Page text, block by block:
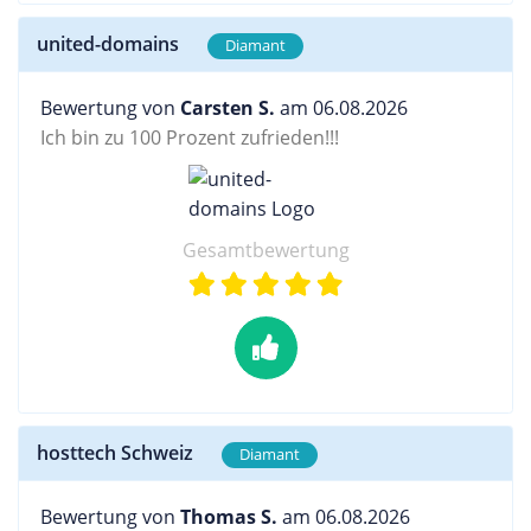
united-domains Diamant
Bewertung von Carsten S. am 06.08.2026
Ich bin zu 100 Prozent zufrieden!!!
Gesamtbewertung
hosttech Schweiz Diamant
Bewertung von Thomas S. am 06.08.2026